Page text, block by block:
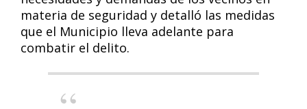
materia de seguridad y detalló las medidas
que el Municipio lleva adelante para
combatir el delito.